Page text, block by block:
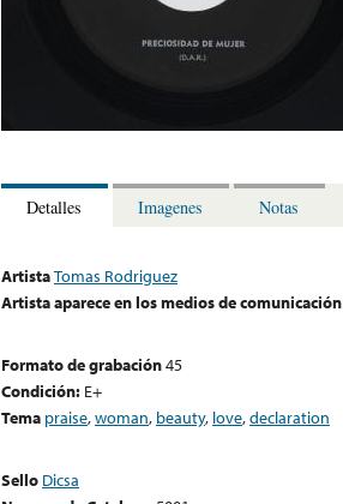
Detalles Imagenes Notas
ArtistaTomas Rodriguez
Artista aparece en los medios de comunicación
Formato de grabación45
Condición: E+
Tema praise,woman, beauty, love,declaration
Sello Dicsa